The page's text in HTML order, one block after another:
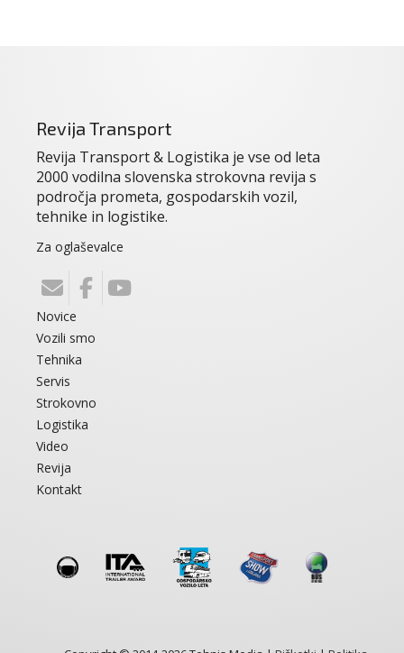
Revija Transport
Revija Transport & Logistika je vse od leta
2000 vodilna slovenska strokovna revija s
področja prometa, gospodarskih vozil,
tehnike in logistike.
Za oglaševalce
Novice
Vozili smo
Tehnika
Servis
Strokovno
Logistika
Video
Revija
Kontakt